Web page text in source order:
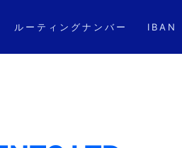
ルーティングナンバー IBAN